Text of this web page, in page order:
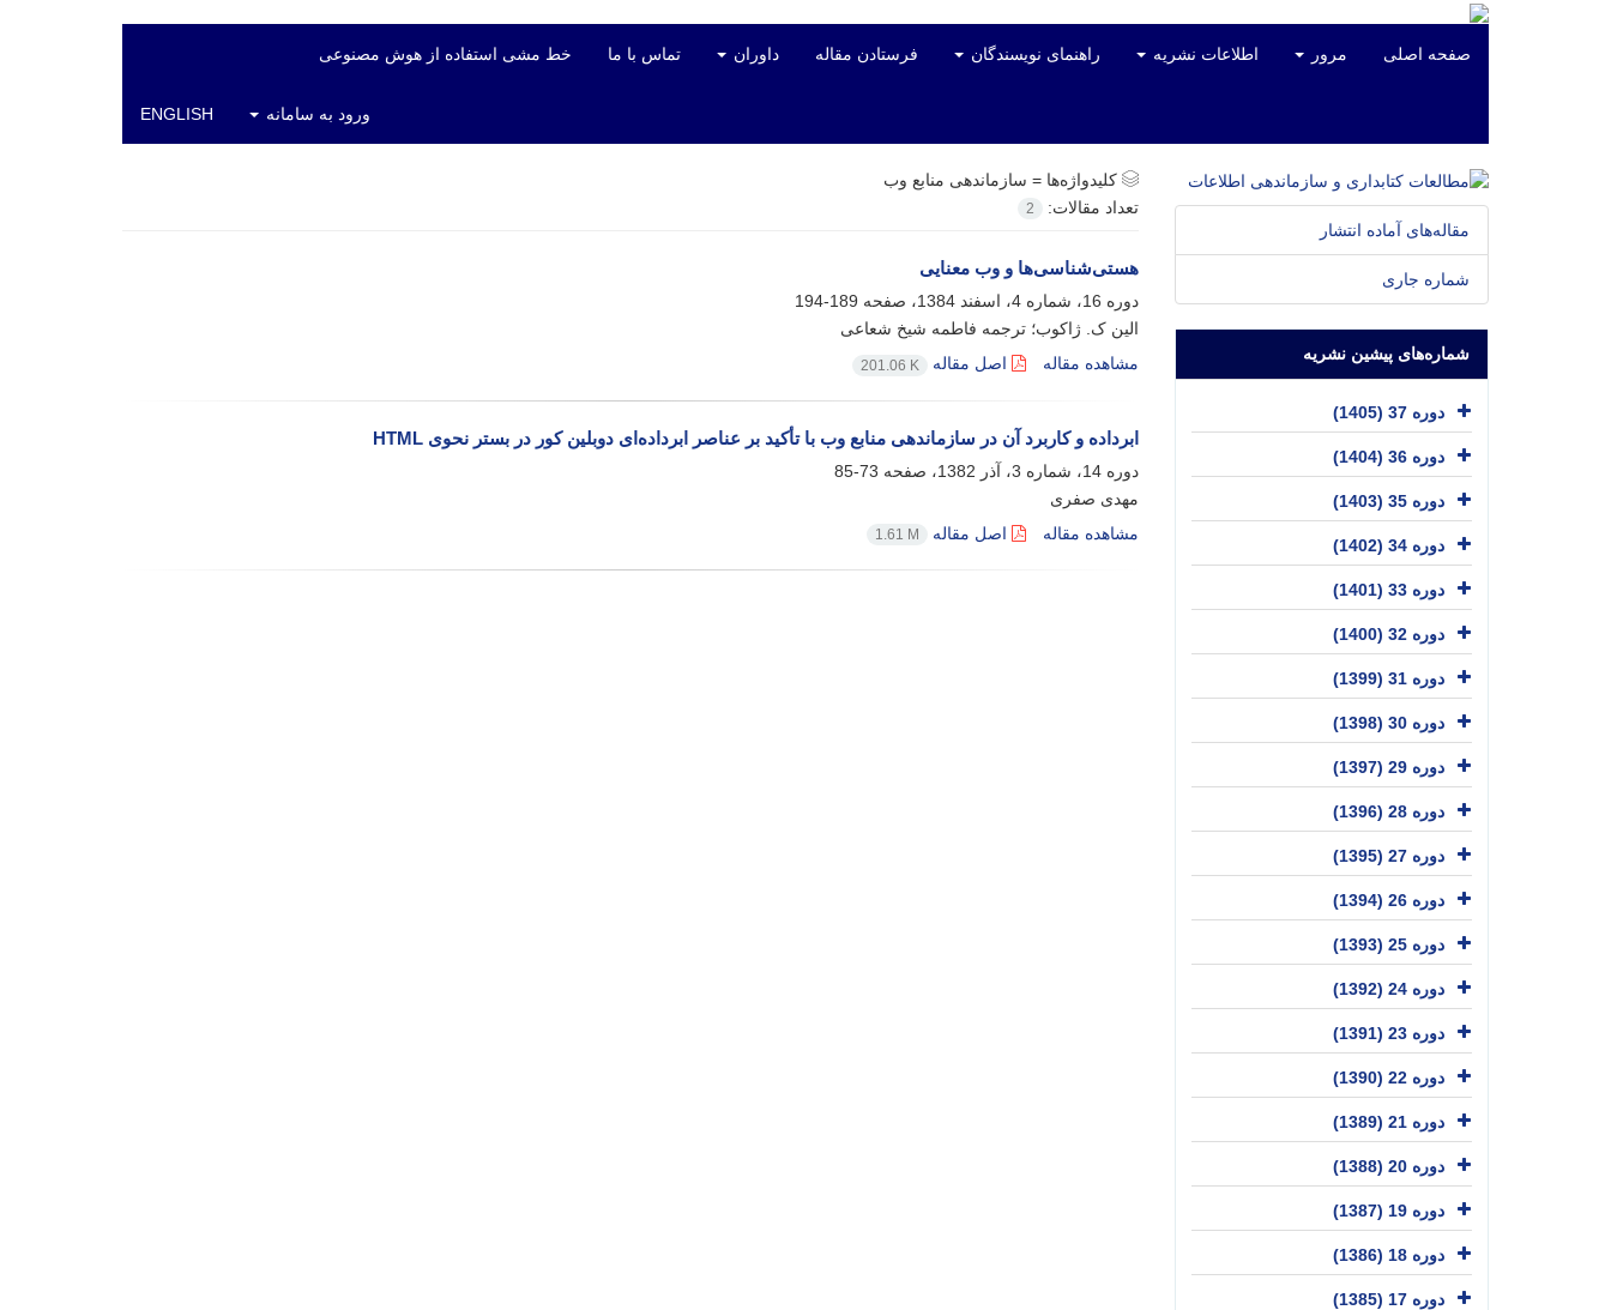
صفحه اصلی مرور اطلاعات نشریه راهنمای نویسندگان فرستادن مقاله داوران تماس با ما خط مشی استفاده از هوش مصنوعی
ورود به سامانه ENGLISH
کلیدواژه‌ها = سازماندهی منابع وب
تعداد مقالات:
2
هستی‌شناسی‌ها و وب معنایی
دوره 16، شماره 4، اسفند 1384، صفحه
189-194
الین ک. ژاکوب؛ ترجمه فاطمه شیخ شعاعی
مشاهده مقاله
اصل مقاله 201.06 K
ابرداده و کاربرد آن در سازماندهی منابع وب با تأکید بر عناصر ابرداده‌ای دوبلین کور در بستر نحوی HTML
دوره 14، شماره 3، آذر 1382، صفحه
73-85
مهدی صفری
مشاهده مقاله
اصل مقاله 1.61 M
مقاله‌های آماده انتشار
شماره جاری
شماره‌های پیشین نشریه
دوره 37 (1405)
دوره 36 (1404)
دوره 35 (1403)
دوره 34 (1402)
دوره 33 (1401)
دوره 32 (1400)
دوره 31 (1399)
دوره 30 (1398)
دوره 29 (1397)
دوره 28 (1396)
دوره 27 (1395)
دوره 26 (1394)
دوره 25 (1393)
دوره 24 (1392)
دوره 23 (1391)
دوره 22 (1390)
دوره 21 (1389)
دوره 20 (1388)
دوره 19 (1387)
دوره 18 (1386)
دوره 17 (1385)